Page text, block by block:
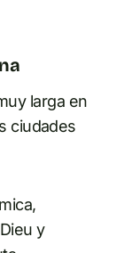
larga en
ciudades
y